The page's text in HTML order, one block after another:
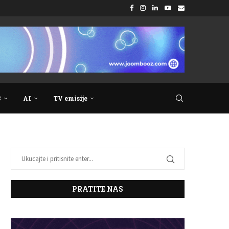
AI TV emisije
PRATITE NAS